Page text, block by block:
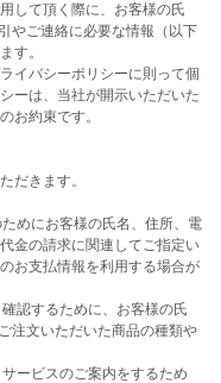
して頂く際に、お客様の氏
やご連絡に必要な情報（以下
す。
イバシーポリシーに則って個
ーは、当社が開示いただいた
お約束です。
だきます。
めにお客様の氏名、住所、電
金の請求に関連してご指定い
お支払情報を利用する場合が
認するために、お客様の氏
注文いただいた商品の種類や
ービスのご案内をするため